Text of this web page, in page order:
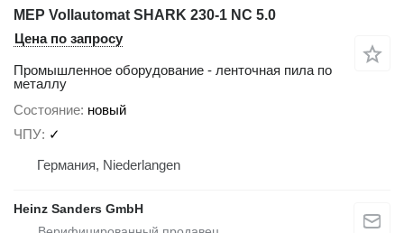
MEP Vollautomat SHARK 230-1 NC 5.0
Цена по запросу
Промышленное оборудование - ленточная пила по
металлу
Состояние новый
ЧПУ ✓
Германия, Niederlangen
Heinz Sanders GmbH